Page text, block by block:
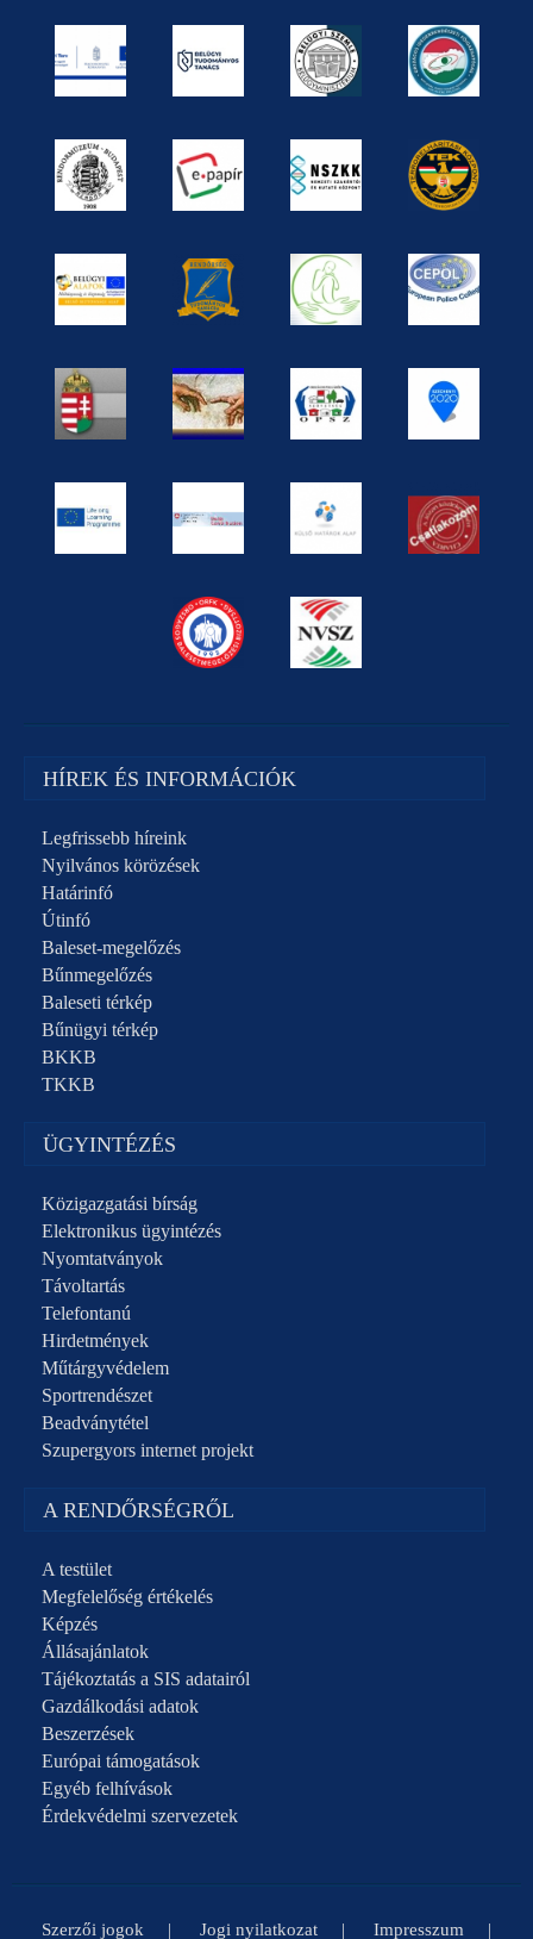
HÍREK ÉS INFORMÁCIÓK
Legfrissebb híreink
Nyilvános körözések
Határinfó
Útinfó
Baleset-megelőzés
Bűnmegelőzés
Baleseti térkép
Bűnügyi térkép
BKKB
TKKB
ÜGYINTÉZÉS
Közigazgatási bírság
Elektronikus ügyintézés
Nyomtatványok
Távoltartás
Telefontanú
Hirdetmények
Műtárgyvédelem
Sportrendészet
Beadványtétel
Szupergyors internet projekt
A RENDŐRSÉGRŐL
A testület
Megfelelőség értékelés
Képzés
Állásajánlatok
Tájékoztatás a SIS adatairól
Gazdálkodási adatok
Beszerzések
Európai támogatások
Egyéb felhívások
Érdekvédelmi szervezetek
Szerzői jogok Jogi nyilatkozat Impresszum